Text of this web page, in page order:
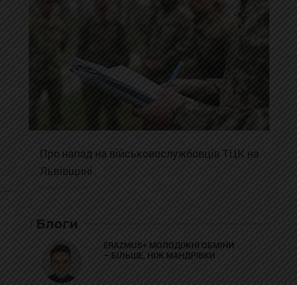
Про напад на військовослужбовців ТЦК на
Львівщині
Блоги
ERAZMUS+ МОЛОДІЖНІ ОБМІНИ
– БІЛЬШЕ, НІЖ МАНДРІВКИ